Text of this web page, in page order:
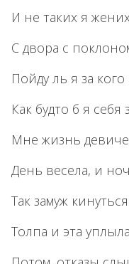
И не таких я
С двора с
Пойду ль я за кого
Как будто б я
Мне жизнь
День весела, и
Так замуж
Толпа и эта